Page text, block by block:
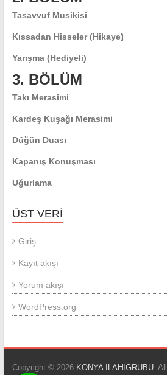
Tasavvuf Musikisi
Kıssadan Hisseler (Hikaye)
Yarışma (Hediyeli)
3. BÖLÜM
Takı Merasimi
Kardeş Kuşağı Merasimi
Düğün Duası
Kapanış Konuşması
Uğurlama
ÜST VERI
Giriş
Kayıt akışı
Yorum akışı
WordPress.org
Copyright © 2026 KONYA İLAHİGRUBU.